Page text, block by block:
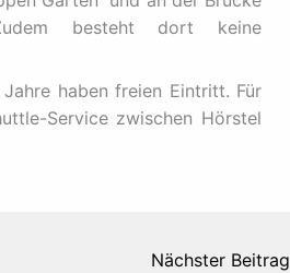
besteht dort keine
haben freien Eintritt. Für
Service zwischen Hörstel
Nächster Beitrag